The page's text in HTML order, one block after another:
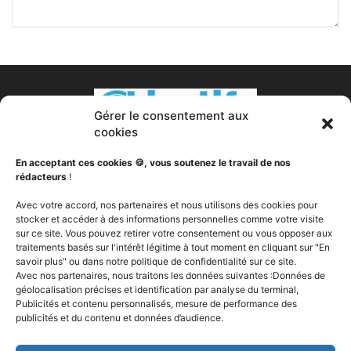
À PROPOS DE NOUS
Votre transformation est notre passion. Nous sommes
votre partenaire fitness, votre nutritionniste, votre coach
sportif, votre expert en compléments alimentaires, votre
soutien. Objectifs Fitness a pour vocation de vous aider à
changer, peut importe votre ou vos objectifs, vous fournir
les la technologie, les outils et les produits dont vous avez
Gérer le consentement aux
cookies
En acceptant ces cookies 🍪, vous soutenez le travail de nos
rédacteurs !
Avec votre accord, nos partenaires et nous utilisons des cookies pour
stocker et accéder à des informations personnelles comme votre visite
sur ce site. Vous pouvez retirer votre consentement ou vous opposer aux
traitements basés sur l'intérêt légitime à tout moment en cliquant sur "En
savoir plus" ou dans notre politique de confidentialité sur ce site.
Avec nos partenaires, nous traitons les données suivantes :Données de
géolocalisation précises et identification par analyse du terminal,
Publicités et contenu personnalisés, mesure de performance des
publicités et du contenu et données d’audience.